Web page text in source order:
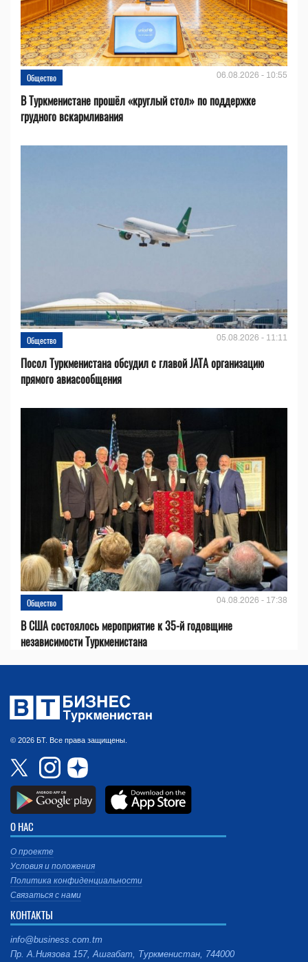
Общество 06.08.2026 - 10:55
В Туркменистане прошёл «круглый стол» по поддержке
грудного вскармливания
Общество 05.08.2026 - 11:11
Посол Туркменистана обсудил с главой JATA организацию
прямого авиасообщения
Общество 04.08.2026 - 17:38
В США состоялось мероприятие к 35-й годовщине
независимости Туркменистана
© 2026 БТ. Все права защищены.
О НАС
О проекте
Условия и положения
Политика конфиденциальности
Связаться с нами
КОНТАКТЫ
info@business.com.tm
Пр. А.Ниязова 157, Ашгабат, Туркменистан, 744000